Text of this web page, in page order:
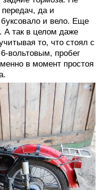
да и
и вело. Еще
А так в целом даже
то, что стоял с
вольтовым, пробег
в момент простоя